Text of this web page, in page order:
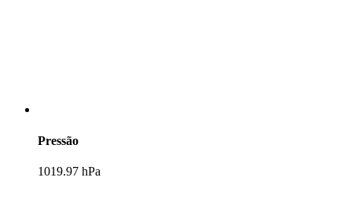
Pressão
1019.97 hPa